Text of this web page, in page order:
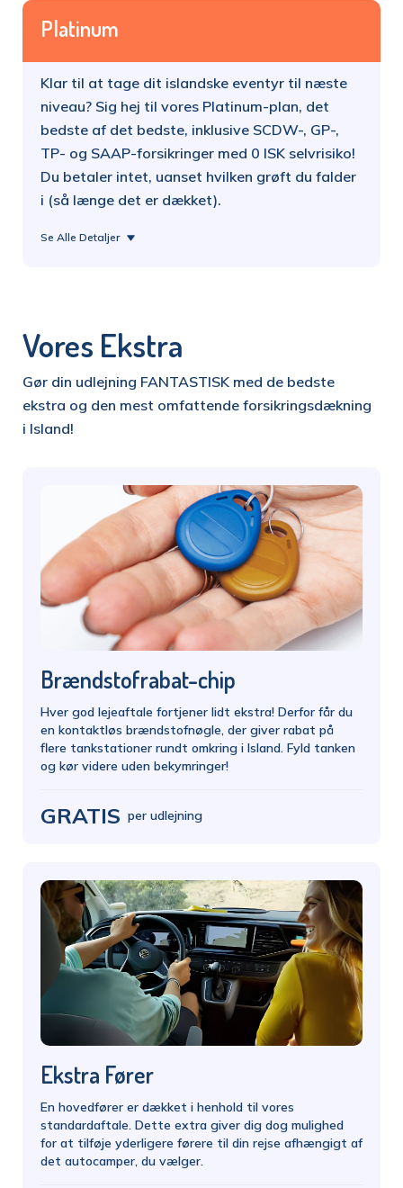
Platinum
Klar til at tage dit islandske eventyr til næste
niveau? Sig hej til vores Platinum-plan, det
bedste af det bedste, inklusive SCDW-, GP-,
TP- og SAAP-forsikringer med 0 ISK selvrisiko!
Du betaler intet, uanset hvilken grøft du falder
i (så længe det er dækket).
Se Alle Detaljer
Vores Ekstra
Gør din udlejning FANTASTISK med de bedste
ekstra og den mest omfattende forsikringsdækning
i Island!
Brændstofrabat-chip
Hver god lejeaftale fortjener lidt ekstra! Derfor får du
en kontaktløs brændstofnøgle, der giver rabat på
flere tankstationer rundt omkring i Island. Fyld tanken
og kør videre uden bekymringer!
GRATIS per udlejning
Ekstra Fører
En hovedfører er dækket i henhold til vores
standardaftale. Dette extra giver dig dog mulighed
for at tilføje yderligere førere til din rejse afhængigt af
det autocamper, du vælger.